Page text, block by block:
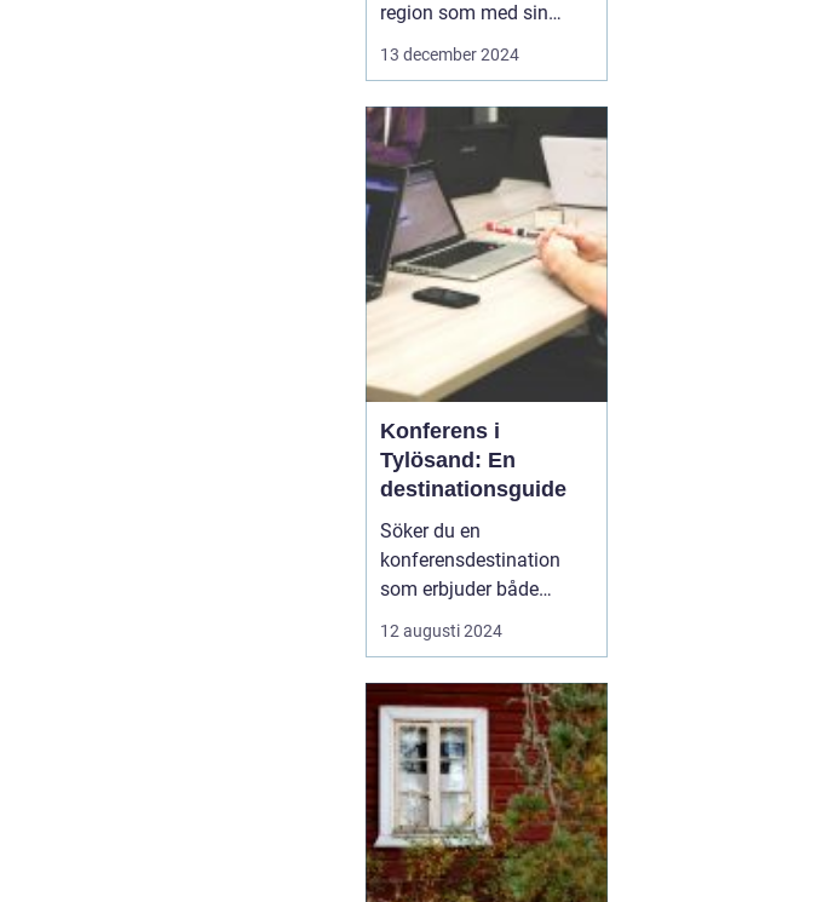
region som med sin
unika kustlinje,
såväl naturälskare som
kulturintresserade
besökare. I denna del
av...
13 december 2024
Konferens i
Tylösand: En
destinationsguide
Söker du en
konferensdestination
som erbjuder både
inspiration och
avkoppling? Tylösand,
och känt för sin
storslagna natur och
förstklassiga faciliteter,
är platsen som kan för...
12 augusti 2024